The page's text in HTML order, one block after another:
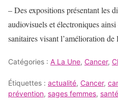
– Des expositions présentant les
audiovisuels et électroniques
sanitaires visant l’amélioration de
Catégories : A La Une, Cancer,
Étiquettes : actualité, Cancer,
prévention, sages femmes, santé